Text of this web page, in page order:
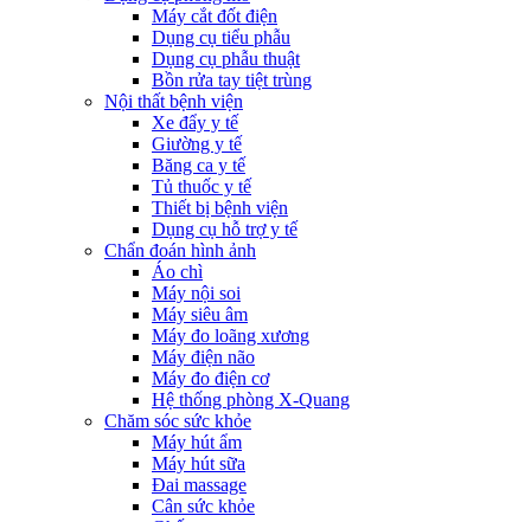
Máy cắt đốt điện
Dụng cụ tiểu phẫu
Dụng cụ phẫu thuật
Bồn rửa tay tiệt trùng
Nội thất bệnh viện
Xe đẩy y tế
Giường y tế
Băng ca y tế
Tủ thuốc y tế
Thiết bị bệnh viện
Dụng cụ hỗ trợ y tế
Chẩn đoán hình ảnh
Áo chì
Máy nội soi
Máy siêu âm
Máy đo loãng xương
Máy điện não
Máy đo điện cơ
Hệ thống phòng X-Quang
Chăm sóc sức khỏe
Máy hút ẩm
Máy hút sữa
Đai massage
Cân sức khỏe